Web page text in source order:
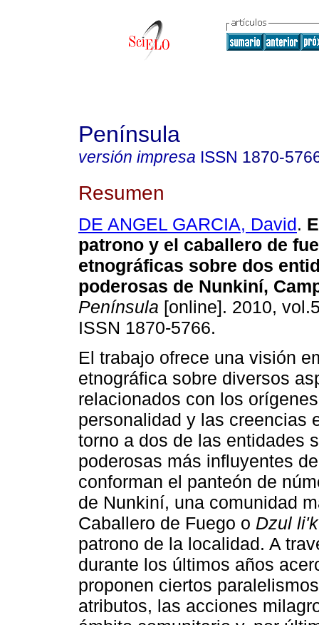
Península
versión impresa ISSN 1870-
Resumen
DE ANGEL GARCIA, David.
patrono y el caballero de
etnográficas sobre dos
poderosas de Nunkiní,
Península [online]. 2010,
ISSN 1870-5766.
El trabajo ofrece una visión
etnográfica sobre diversos
relacionados con los
personalidad y las creencias
torno a dos de las entidades
poderosas más influyentes
conforman el panteón de
de Nunkiní, una comunidad
Caballero de Fuego o Dzul
patrono de la localidad. A
durante los últimos años
proponen ciertos
atributos, las acciones